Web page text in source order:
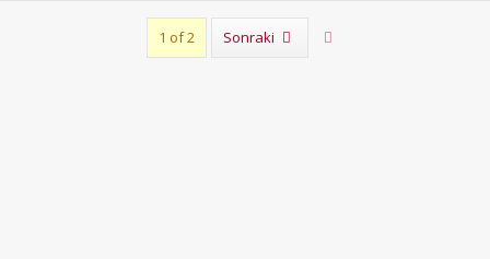
1 of 2 Sonraki